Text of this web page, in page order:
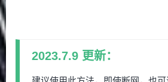
2023.7.9 更新：